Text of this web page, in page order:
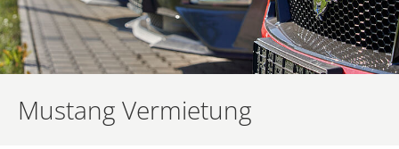
Mustang Vermietung